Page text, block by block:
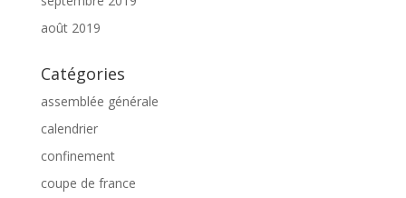
août 2019
Catégories
assemblée générale
calendrier
confinement
coupe de france